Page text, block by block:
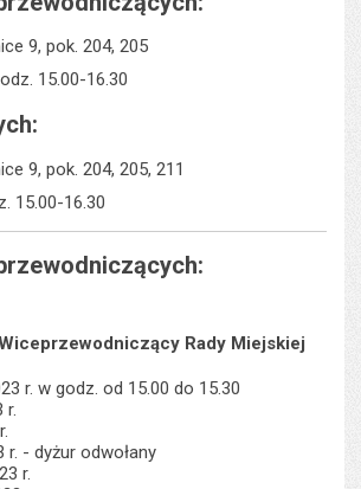
9, pok. 204, 205
15.00-16.30
9, pok. 204, 205, 211
15.00-16.30
Rady Miejskiej
r. w godz. od 15.00 do 15.30
r.
r. - dyżur odwołany
r.